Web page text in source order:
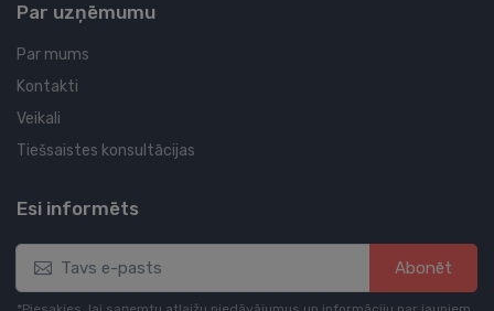
Par uzņēmumu
Par mums
Kontakti
Veikali
Tiešsaistes konsultācijas
Esi informēts
Abonēt